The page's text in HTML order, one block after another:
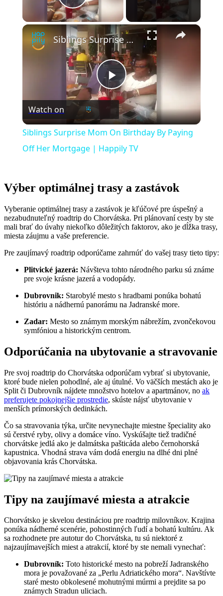
Play Video
×
Play
Video
Siblings Surprise Mom On Birthday By Paying Off Her Mortgage | Happily TV
Watch on
Siblings Surprise Mom On Birthday By Paying
Off Her Mortgage | Happily TV
Výber optimálnej trasy a zastávok
Vyberanie optimálnej trasy a zastávok je kľúčové pre úspešný a
nezabudnuteľný roadtrip do Chorvátska. Pri plánovaní cesty by ste
mali brať do úvahy niekoľko dôležitých faktorov, ako je dĺžka trasy,
miesta záujmu a vaše preferencie.
Pre zaujímavý roadtrip odporúčame zahrnúť do vašej trasy tieto tipy:
Plitvické jazerá: Návšteva tohto národného parku sú známe
pre svoje krásne jazerá a vodopády.
Dubrovnik: Starobylé mesto s hradbami ponúka bohatú
históriu a nádhernú panorámu na Jadranské more.
Zadar: Mesto so známym morským nábrežím, zvončekovou
symfóniou a historickým centrom.
Odporúčania na ubytovanie a stravovanie
Pre svoj roadtrip do Chorvátska odporúčam vybrať si ubytovanie,
ktoré bude nielen pohodlné, ale aj útulné. Vo väčších mestách ako je
Split či Dubrovník nájdete množstvo hotelov a apartmánov, no ak
preferujete pokojnejšie prostredie, skúste nájsť ubytovanie v
menších prímorských dedinkách.
Čo sa stravovania týka, určite nevynechajte miestne špeciality ako
sú čerstvé ryby, olivy a domáce víno. Vyskúšajte tiež tradičné
chorvátske jedlá ako je dalmátska pašticáda alebo černohorská
kapustnica. Vhodná strava vám dodá energiu na dlhé dni plné
objavovania krás Chorvátska.
Tipy na zaujímavé miesta a atrakcie
Chorvátsko je skvelou destináciou pre roadtrip milovníkov. Krajina
ponúka nádherné scenérie, pohostinných ľudí a bohatú kultúru. Ak
sa rozhodnete pre autotur do Chorvátska, tu sú niektoré z
najzaujímavejších miest a atrakcií, ktoré by ste nemali vynechať:
Dubrovník: Toto historické mesto na pobreží Jadranského
mora je považované za „Perlu Adriatického mora“. Navštívte
staré mesto obkolesené mohutnými múrmi a prejdite sa po
známych Stradun uliciach.